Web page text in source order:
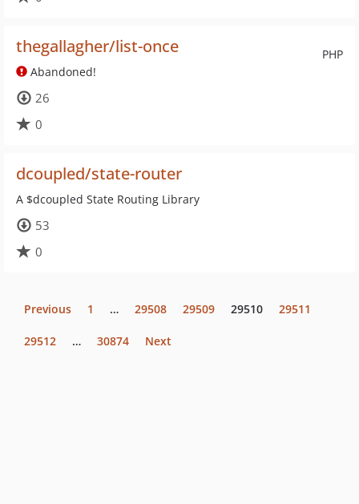
PHP
thegallagher/list-once
Abandoned!
26
0
dcoupled/state-router
A $dcoupled State Routing Library
53
0
Previous 1 … 29508 29509 29510 29511
29512 … 30874 Next